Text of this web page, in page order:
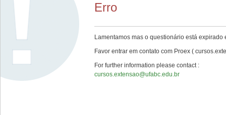
Erro
Lamentamos mas o questionário está expirado
Favor entrar em contato com Proex (
For further information please contact :
cursos.extensao@ufabc.edu.br